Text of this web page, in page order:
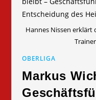
Hannes Nissen erklärt
OBERLIGA
Markus